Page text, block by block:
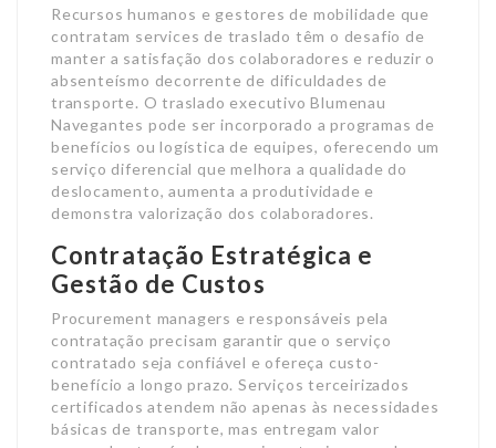
Recursos humanos e gestores de mobilidade que
contratam services de traslado têm o desafio de
manter a satisfação dos colaboradores e reduzir o
absenteísmo decorrente de dificuldades de
transporte. O traslado executivo Blumenau
Navegantes pode ser incorporado a programas de
benefícios ou logística de equipes, oferecendo um
serviço diferencial que melhora a qualidade do
deslocamento, aumenta a produtividade e
demonstra valorização dos colaboradores.
Contratação Estratégica e
Gestão de Custos
Procurement managers e responsáveis pela
contratação precisam garantir que o serviço
contratado seja confiável e ofereça custo-
benefício a longo prazo. Serviços terceirizados
certificados atendem não apenas às necessidades
básicas de transporte, mas entregam valor